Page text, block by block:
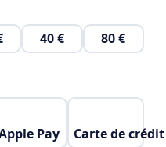
aux MRC une
favorise la
et de
».
40 € 80 €
Pay Carte de crédit